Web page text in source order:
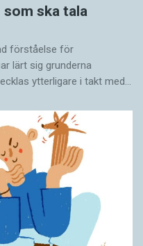
ska tala
förståelse för
lärt sig grunderna
ytterligare i takt med…